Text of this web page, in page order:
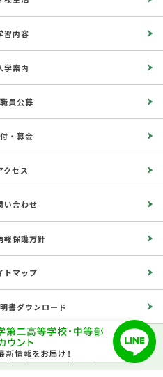
習内容
学案内
員公募
・募金
クセス
い合わせ
報保護方針
トマップ
書ダウンロード
Tokyo University of Agriculture.